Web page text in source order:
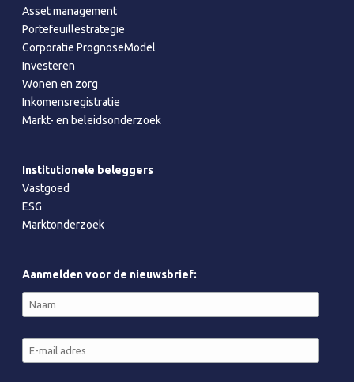
Asset management
Portefeuillestrategie
Corporatie PrognoseModel
Investeren
Wonen en zorg
Inkomensregistratie
Markt- en beleidsonderzoek
Institutionele beleggers
Vastgoed
ESG
Marktonderzoek
Aanmelden voor de nieuwsbrief: